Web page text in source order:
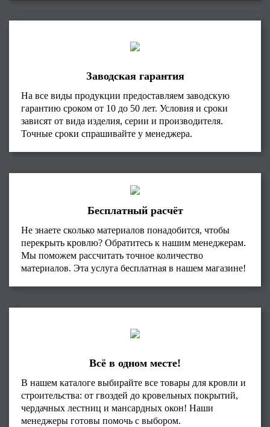
Заводская гарантия
На все виды продукции предоставляем заводскую
гарантию сроком от 10 до 50 лет. Условия и сроки
зависят от вида изделия, серии и производителя.
Точные сроки спрашивайте у менеджера.
Бесплатный расчёт
Не знаете сколько материалов понадобится, чтобы
перекрыть кровлю? Обратитесь к нашим менеджерам.
Мы поможем рассчитать точное количество
материалов. Эта услуга бесплатная в нашем магазине!
Всё в одном месте!
В нашем каталоге выбирайте все товары для кровли и
строительства: от гвоздей до кровельных покрытий,
чердачных лестниц и мансардных окон! Наши
менеджеры готовы помочь с выбором.